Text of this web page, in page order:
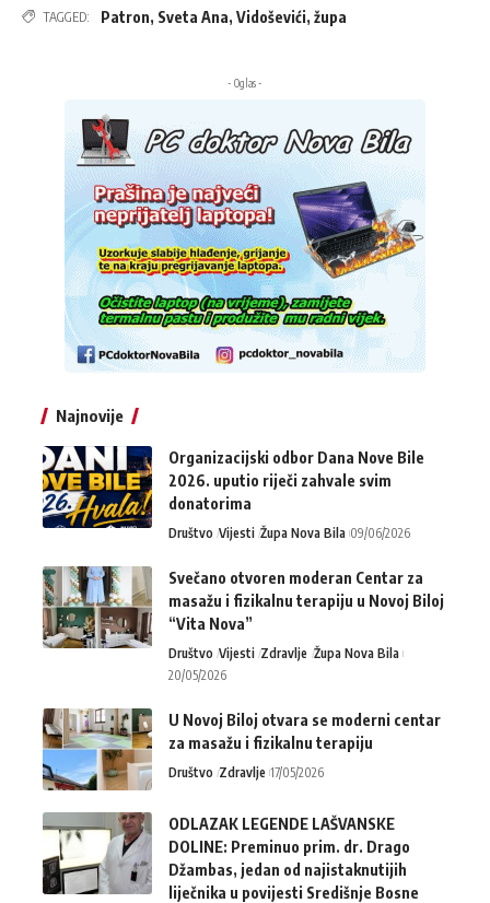
TAGGED: Patron, Sveta Ana, Vidoševići, župa
- Oglas -
Najnovije
Organizacijski odbor Dana Nove Bile
2026. uputio riječi zahvale svim
donatorima
Društvo Vijesti Župa Nova Bila 09/06/2026
Svečano otvoren moderan Centar za
masažu i fizikalnu terapiju u Novoj Biloj
“Vita Nova”
Društvo Vijesti Zdravlje Župa Nova Bila
20/05/2026
U Novoj Biloj otvara se moderni centar
za masažu i fizikalnu terapiju
Društvo Zdravlje 17/05/2026
ODLAZAK LEGENDE LAŠVANSKE
DOLINE: Preminuo prim. dr. Drago
Džambas, jedan od najistaknutijih
liječnika u povijesti Središnje Bosne